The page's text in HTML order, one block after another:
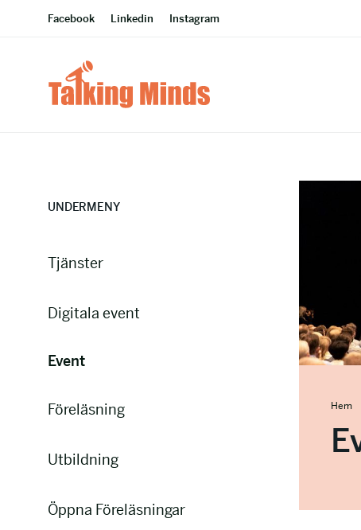
Facebook Linkedin Instagram
UNDERMENY
Tjänster
Digitala event
Event
Föreläsning
Utbildning
Öppna Föreläsningar
Hem